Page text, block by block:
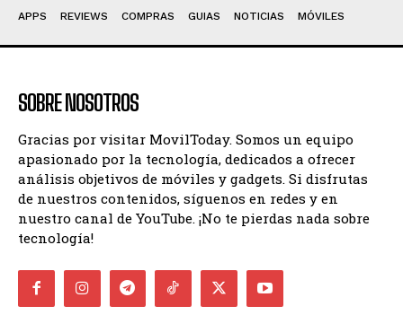
APPS REVIEWS COMPRAS GUIAS NOTICIAS MÓVILES
SOBRE NOSOTROS
Gracias por visitar MovilToday. Somos un equipo
apasionado por la tecnología, dedicados a ofrecer
análisis objetivos de móviles y gadgets. Si disfrutas
de nuestros contenidos, síguenos en redes y en
nuestro canal de YouTube. ¡No te pierdas nada sobre
tecnología!